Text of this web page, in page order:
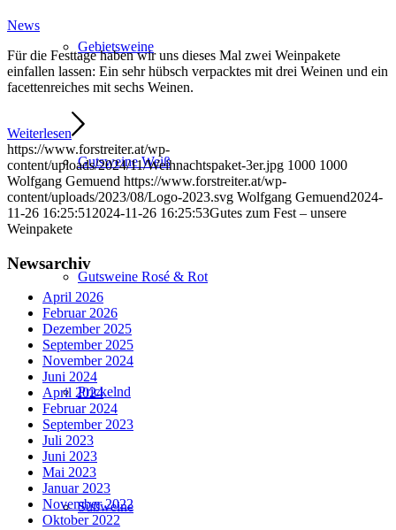
Gebietsweine
Gutsweine Weiß
Gutsweine Rosé & Rot
Prickelnd
Süßweine
News
Für die Festtage haben wir uns dieses Mal zwei Weinpakete
einfallen lassen: Ein sehr hübsch verpacktes mit drei Weinen und ein
facettenreiches mit sechs Weinen.
Weiterlesen
https://www.forstreiter.at/wp-
content/uploads/2024/11/Weihnachtspaket-3er.jpg 1000 1000
Wolfgang Gemuend https://www.forstreiter.at/wp-
content/uploads/2023/08/Logo-2023.svg Wolfgang Gemuend2024-
11-26 16:25:51 2024-11-26 16:25:53Gutes zum Fest – unsere
Weinpakete
Newsarchiv
April 2026
Februar 2026
Dezember 2025
September 2025
November 2024
Juni 2024
April 2024
Februar 2024
September 2023
Juli 2023
Juni 2023
Mai 2023
Januar 2023
November 2022
Oktober 2022